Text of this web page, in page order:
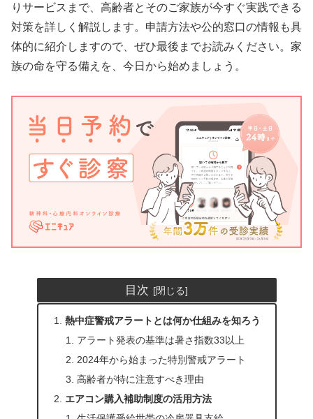
りサービスまで、高齢者とそのご家族が今すぐ実践できる
対策を詳しく解説します。申請方法や公的窓口の情報も具
体的に紹介しますので、ぜひ最後までお読みください。家
族の命を守る備えを、今日から始めましょう。
目次
熱中症警戒アラートとは何か仕組みを知ろう
アラート発表の基準は暑さ指数33以上
2024年から始まった特別警戒アラート
高齢者が特に注意すべき理由
エアコン購入補助制度の活用方法